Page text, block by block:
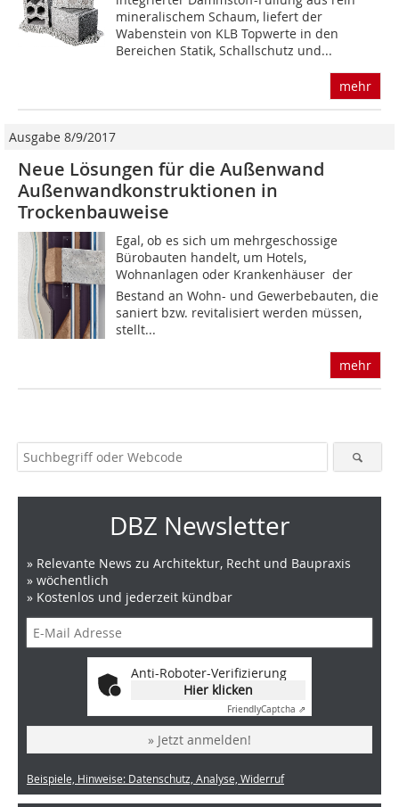
mineralischem Schaum, liefert der
Wabenstein von KLB Topwerte in den
Bereichen Statik, Schallschutz und...
mehr
Ausgabe 8/9/2017
Neue Lösungen für die Außenwand
Außenwandkonstruktionen in
Trockenbauweise
Egal, ob es sich um mehrgeschossige
Bürobauten handelt, um Hotels,
Wohnanlagen oder Krankenhäuser  der
Bestand an Wohn- und Gewerbebauten, die
saniert bzw. revitalisiert werden müssen,
stellt...
mehr
DBZ Newsletter
» Relevante News zu Architektur, Recht und Baupraxis
» wöchentlich
» Kostenlos und jederzeit kündbar
Anti-Roboter-Verifizierung
Hier klicken
FriendlyCaptcha ⇗
» Jetzt anmelden!
Beispiele, Hinweise: Datenschutz, Analyse, Widerruf